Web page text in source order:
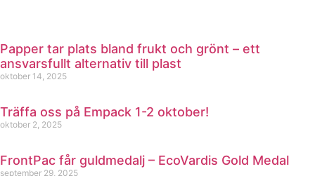
Papper tar plats bland frukt och grönt – ett
ansvarsfullt alternativ till plast
oktober 14, 2025
Träffa oss på Empack 1-2 oktober!
oktober 2, 2025
FrontPac får guldmedalj – EcoVardis Gold Medal
september 29, 2025